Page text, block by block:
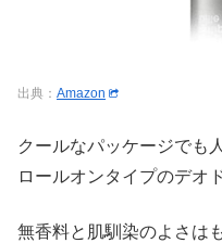
出典： Amazon
クールなパッケージでも
ロールオンタイプのデオ
無香料と肌馴染のよさは